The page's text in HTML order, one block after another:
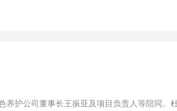
护公司董事长王振亚及项目负责人等陪同。